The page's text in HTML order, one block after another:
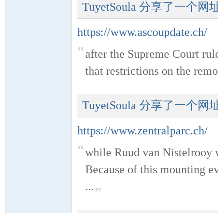
TuyetSoula 分享了一个网
https://www.ascoupdate.ch/
after the Supreme Court
that restrictions on the
TuyetSoula 分享了一个网
https://www.zentralparc.ch/
while Ruud van Nistelrooy
Because of this mounting
...